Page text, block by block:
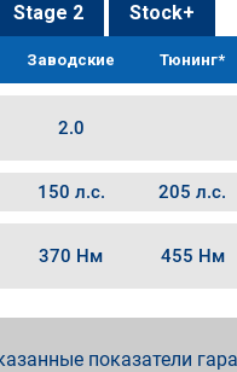
Stage 2 Stock+
Заводские Тюнинг*
2.0
150 л.с. 205 л.с.
370 Нм 455 Нм
показатели